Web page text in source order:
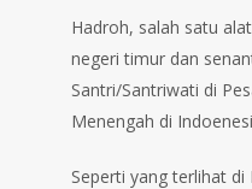
Hadroh, salah satu
negeri timur dan
Santri/Santriwati di
Menengah di
Seperti yang terlihat di